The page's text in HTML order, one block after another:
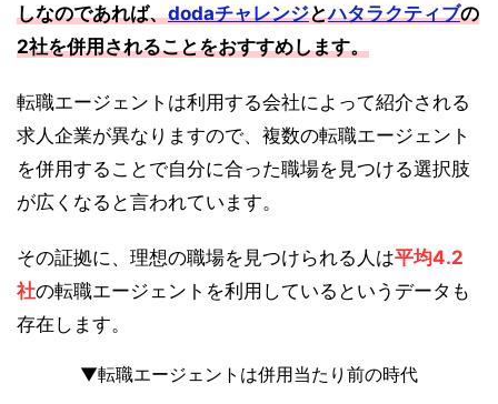
しなのであれば、dodaチャレンジとハタラクティブの
2社を併用されることをおすすめします。
転職エージェントは利用する会社によって紹介される
求人企業が異なりますので、複数の転職エージェント
を併用することで自分に合った職場を見つける選択肢
が広くなると言われています。
その証拠に、理想の職場を見つけられる人は平均4.2
社の転職エージェントを利用しているというデータも
存在します。
▼転職エージェントは併用当たり前の時代